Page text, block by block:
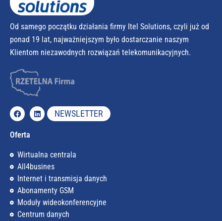
Od samego początku działania firmy Itel Solutions, czyli już od
ponad 19 lat, najważniejszym było dostarczanie naszym
Klientom niezawodnych rozwiązań telekomunikacyjnych.
NEWSLETTER
Oferta
Wirtualna centrala
All4busines
Internet i transmisja danych
Abonamenty GSM
Moduły wideokonferencyjne
Centrum danych